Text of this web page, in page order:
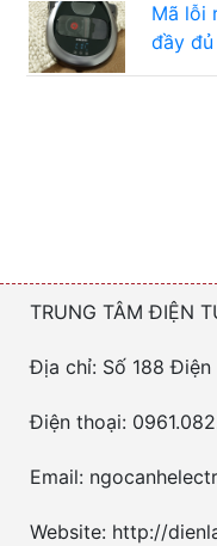
Mã lỗi
đầy
TRUNG TÂM ĐIỆN
Địa chỉ: Số 188 Điện
Điện thoại:
Email:
Website: http://